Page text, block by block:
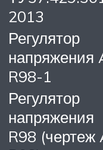
2013
Регулятор
напряжения
R98-1
Регулятор
напряжения
R98 (чертеж